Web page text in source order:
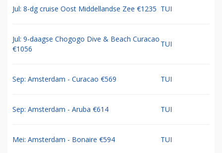
Jul: 8-dg cruise Oost Middellandse Zee €1235 TUI
Jul: 9-daagse Chogogo Dive & Beach Curacao
€1056
TUI
Sep: Amsterdam - Curacao €569 TUI
Sep: Amsterdam - Aruba €614 TUI
Mei: Amsterdam - Bonaire €594 TUI